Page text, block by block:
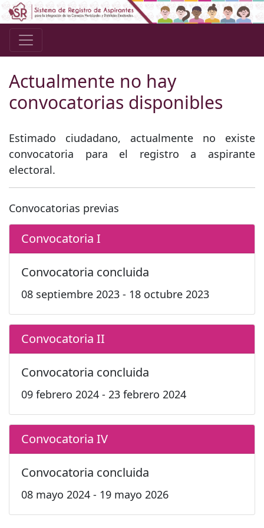
Actualmente no hay
convocatorias disponibles
Estimado ciudadano, actualmente no existe
convocatoria para el registro a aspirante
electoral.
Convocatorias previas
Convocatoria I
Convocatoria concluida
08 septiembre 2023 - 18 octubre 2023
Convocatoria II
Convocatoria concluida
09 febrero 2024 - 23 febrero 2024
Convocatoria IV
Convocatoria concluida
08 mayo 2024 - 19 mayo 2026